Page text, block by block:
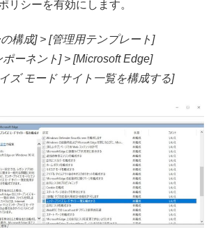
リシーを有効にします。
構成] > [管理用テンプレート]
ーネント] > [Microsoft Edge]
ズ モード サイト一覧を構成する]